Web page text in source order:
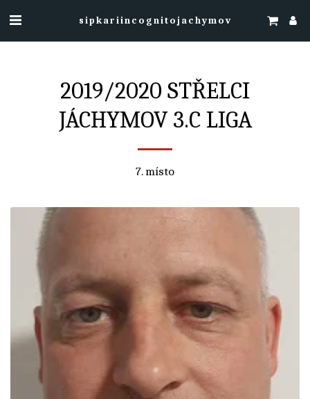
sipkariincognitojachymov
2019/2020 STŘELCI
JÁCHYMOV 3.C LIGA
7. místo